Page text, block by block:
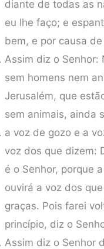
diante de todas as
eu lhe faço; e
bem, e por causa
Assim diz o Senhor:
sem homens nem
Jerusalém, que
sem animais, ainda
a voz de gozo e a
voz dos que dizem:
é o Senhor, porque
ouvirá a voz dos
graças. Pois farei
princípio, diz o
Assim diz o Senhor